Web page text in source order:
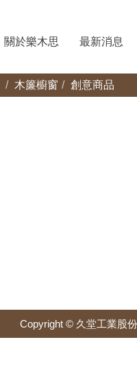
關於樂木思 最新消息
木簾櫥窗 創意商品
Copyright © 久堂工業股